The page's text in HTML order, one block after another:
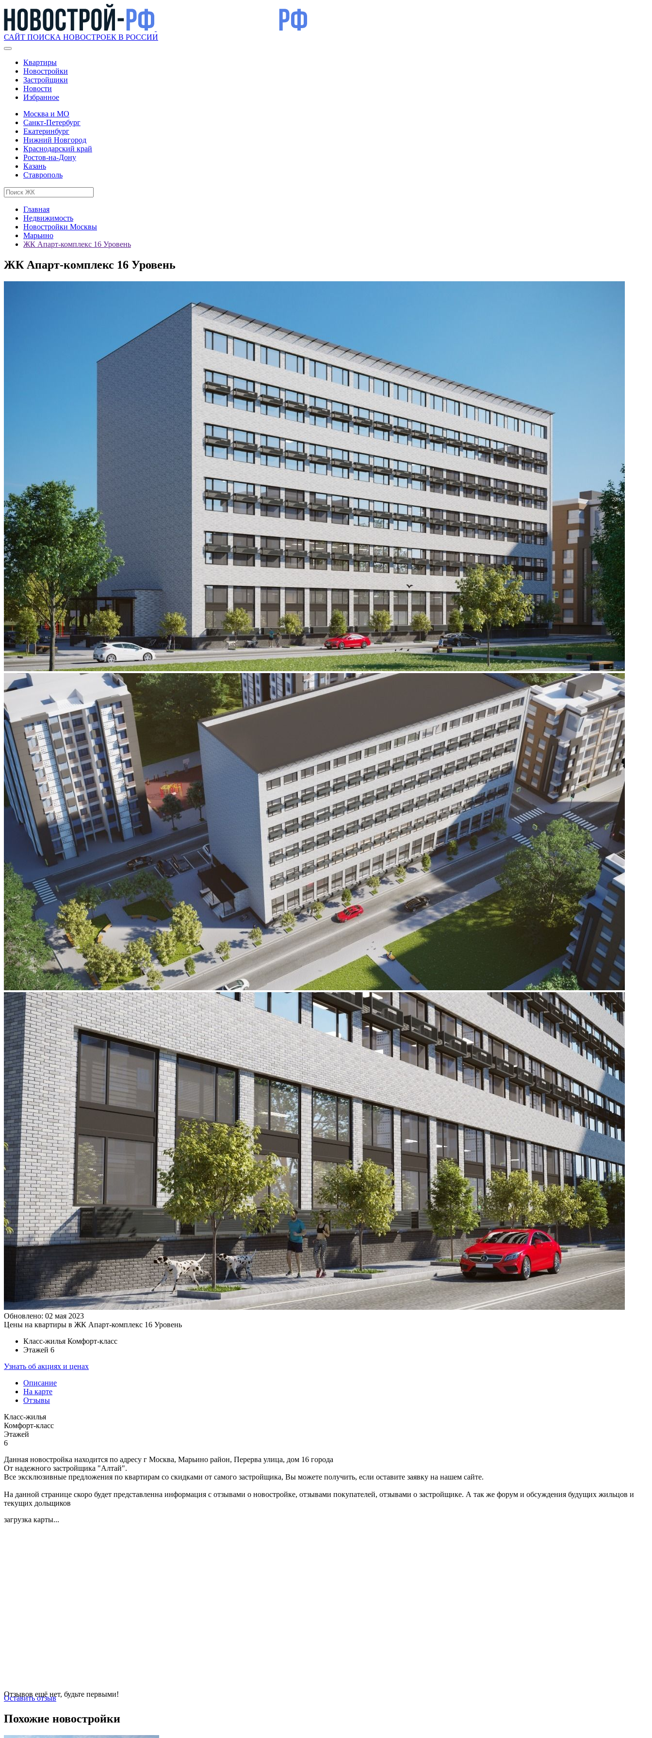
САЙТ ПОИСКА НОВОСТРОЕК В РОССИИ
Квартиры
Новостройки
Застройщики
Новости
Избранное
Москва и МО
Санкт-Петербург
Екатеринбург
Нижний Новгород
Краснодарский край
Ростов-на-Дону
Казань
Ставрополь
Главная
Недвижимость
Новостройки Москвы
Марьино
ЖК Апарт-комплекс 16 Уровень
ЖК Апарт-комплекс 16 Уровень
Обновлено: 02 мая 2023
Цены на квартиры в ЖК Апарт-комплекс 16 Уровень
Класс-жилья Комфорт-класс
Этажей 6
Узнать об акциях и ценах
Описание
На карте
Отзывы
Класс-жилья
Комфорт-класс
Этажей
6
Данная новостройка находится по адресу г Москва, Марьино район, Перерва улица, дом 16 города
От надежного застройщика "Алтай".
Все эксклюзивные предложения по квартирам со скидками от самого застройщика, Вы можете получить, если оставите заявку на нашем сайте.
На данной странице скоро будет представленна информация с отзывами о новостройке, отзывами покупателей, отзывами о застройщике. А так же форум и обсуждения будущих жильцов и
текущих дольщиков
загрузка карты...
Отзывов ещё нет, будьте первыми!
Оставить отзыв
Похожие новостройки